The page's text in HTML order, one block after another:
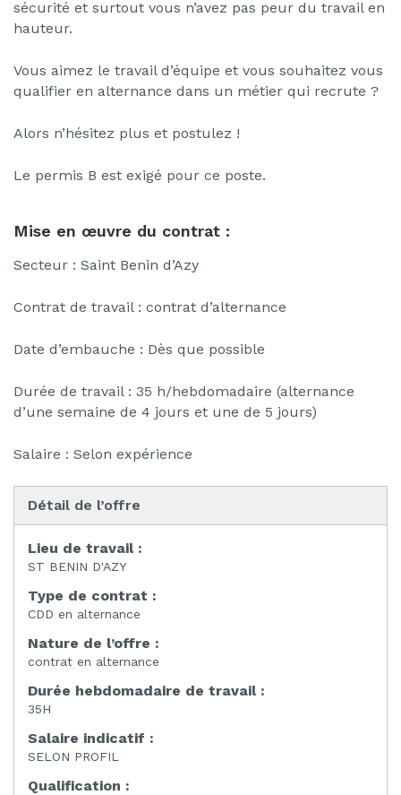
sécurité et surtout vous n’avez pas peur du travail en
hauteur.
Vous aimez le travail d’équipe et vous souhaitez vous
qualifier en alternance dans un métier qui recrute ?
Alors n’hésitez plus et postulez !
Le permis B est exigé pour ce poste.
Mise en œuvre du contrat :
Secteur : Saint Benin d’Azy
Contrat de travail : contrat d’alternance
Date d’embauche : Dès que possible
Durée de travail : 35 h/hebdomadaire (alternance
d’une semaine de 4 jours et une de 5 jours)
Salaire : Selon expérience
Détail de l’offre
Lieu de travail :
ST BENIN D'AZY
Type de contrat :
CDD en alternance
Nature de l’offre :
contrat en alternance
Durée hebdomadaire de travail :
35H
Salaire indicatif :
SELON PROFIL
Qualification :